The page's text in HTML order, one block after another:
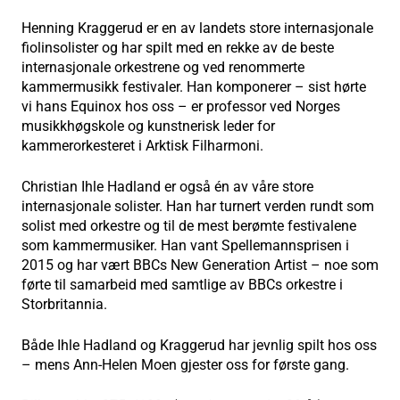
Henning Kraggerud er en av landets store internasjonale
fiolinsolister og har spilt med en rekke av de beste
internasjonale orkestrene og ved renommerte
kammermusikk festivaler. Han komponerer – sist hørte
vi hans Equinox hos oss – er professor ved Norges
musikkhøgskole og kunstnerisk leder for
kammerorkesteret i Arktisk Filharmoni.
Christian Ihle Hadland er også én av våre store
internasjonale solister. Han har turnert verden rundt som
solist med orkestre og til de mest berømte festivalene
som kammermusiker. Han vant Spellemannsprisen i
2015 og har vært BBCs New Generation Artist – noe som
førte til samarbeid med samtlige av BBCs orkestre i
Storbritannia.
Både Ihle Hadland og Kraggerud har jevnlig spilt hos oss
– mens Ann-Helen Moen gjester oss for første gang.